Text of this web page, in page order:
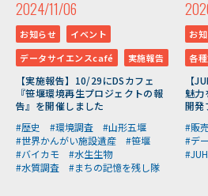
2024/11/06
お知らせ
イベント
データサイエンスcafé
実施報告
【実施報告】10/29にDSカフェ
『笹堰環境再生プロジェクトの報
告』を開催しました
#歴史
#環境調査
#山形五堰
#世界かんがい施設遺産
#笹堰
#バイカモ
#水生生物
#水質調査
#まちの記憶を残し隊
お
各
【
魅力
開発
#販
#デ